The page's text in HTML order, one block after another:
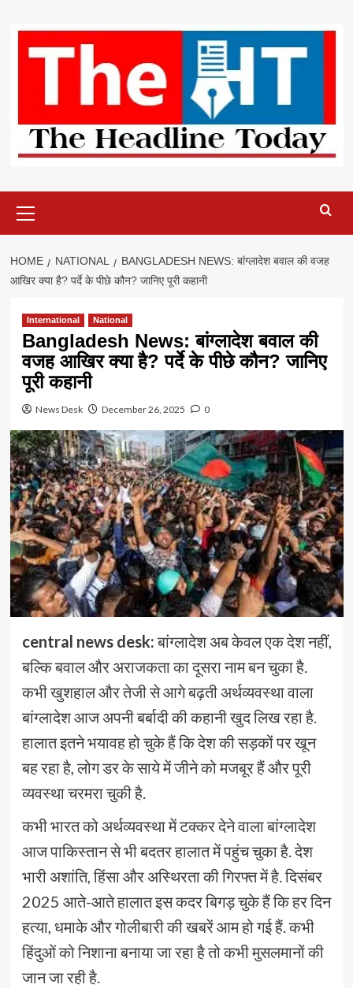
content
Menu
HOME NATIONAL
BANGLADESH NEWS: बांग्लादेश बवाल की वजह
आखिर क्या है? पर्दे के पीछे कौन? जानिए पूरी कहानी
International National
Bangladesh News: बांग्लादेश बवाल की
वजह आखिर क्या है? पर्दे के पीछे कौन? जानिए
पूरी कहानी
News Desk December 26, 2025 0
central news desk:बांग्लादेश अब केवल एक देश नहीं,
बल्कि बवाल और अराजकता का दूसरा नाम बन चुका है.
कभी खुशहाल और तेजी से आगे बढ़ती अर्थव्यवस्था वाला
बांग्लादेश आज अपनी बर्बादी की कहानी खुद लिख रहा है.
हालात इतने भयावह हो चुके हैं कि देश की सड़कों पर खून
बह रहा है, लोग डर के साये में जीने को मजबूर हैं और पूरी
व्यवस्था चरमरा चुकी है.
कभी भारत को अर्थव्यवस्था में टक्कर देने वाला बांग्लादेश
आज पाकिस्तान से भी बदतर हालात में पहुंच चुका है. देश
भारी अशांति, हिंसा और अस्थिरता की गिरफ्त में है. दिसंबर
2025 आते-आते हालात इस कदर बिगड़ चुके हैं कि हर दिन
हत्या, धमाके और गोलीबारी की खबरें आम हो गई हैं. कभी
हिंदुओं को निशाना बनाया जा रहा है तो कभी मुसलमानों की
जान जा रही है.